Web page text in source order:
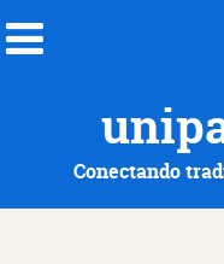
Conectando